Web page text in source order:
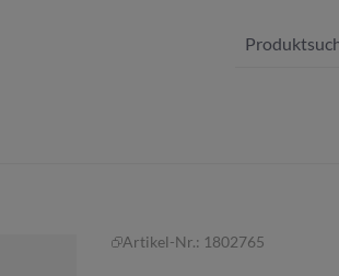
Artikel-Nr.: 1802765